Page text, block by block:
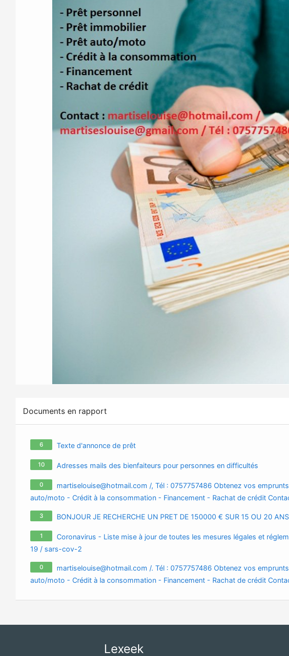
Documents en rapport
6 Texte d'annonce de prêt
10 Adresses mails des bienfaiteurs pour personnes en difficultés
0 martiselouise@hotmail.com /, Tél : 0757757486 Obtenez vos
auto/moto - Crédit à la consommation - Financement - Rachat de crédit
martiseslouise@gmail.com
3 BONJOUR JE RECHERCHE UN PRET DE 150000 € SUR 15 OU 20 ANS
1
Coronavirus - Liste mise à jour de toutes les mesures légales et
19 / sars-cov-2
0 martiselouise@hotmail.com /. Tél : 0757757486 Obtenez vos
auto/moto - Crédit à la consommation - Financement - Rachat de crédit
Lexeek